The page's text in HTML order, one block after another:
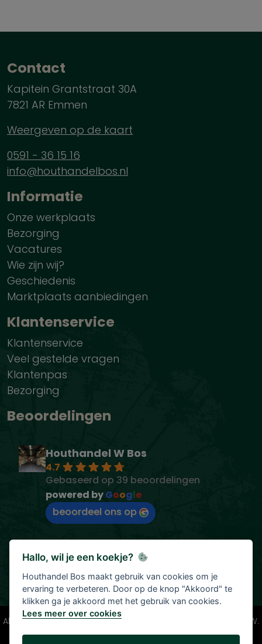
Contact
Kapitein Grantstraat 30A
7821 AR Emmen
Weergeven op de kaart
0591 - 36 15 16
info@houthandelbos.nl
Informatie
Onze werkplaats
Bezorging
Vacatures
Wie zijn wij?
Geschiedenis
Marktplaats aanbiedingen
Klantenservice
Klantenservice
Veel gestelde vragen
Klantenpas
Bezorging
Beoordelingen
Houthandel W Bos
4.7
Gebaseerd op 39 beoordelingen
powered byGoogle
beoordeel ons op
Alle vermelde prijzen zijn onder voorbehoud en incl. 21% BTW.
Tenzij anders vermeld.
Hallo, wil je een koekje?
Houthandel Bos maakt gebruik van cookies om je
ervaring te verbeteren. Door op de knop "Akkoord" te
klikken ga je akkoord met het gebruik van cookies.
Lees meer over cookies